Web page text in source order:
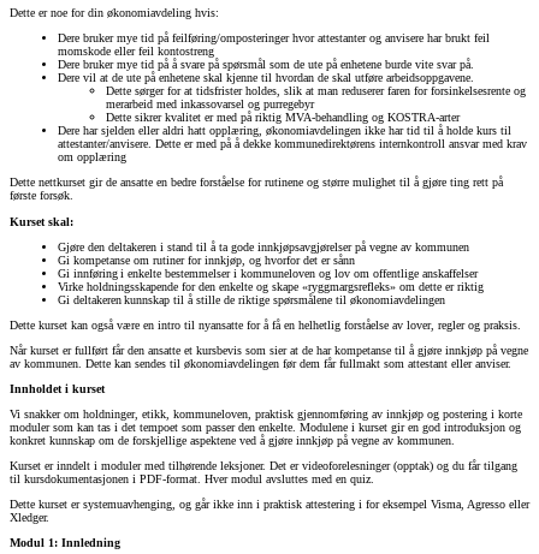
Dette er noe for din økonomiavdeling hvis:
Dere bruker mye tid på feilføring/omposteringer hvor attestanter og anvisere har brukt feil
momskode eller feil kontostreng
Dere bruker mye tid på å svare på spørsmål som de ute på enhetene burde vite svar på.
Dere vil at de ute på enhetene skal kjenne til hvordan de skal utføre arbeidsoppgavene.
Dette sørger for at tidsfrister holdes, slik at man reduserer faren for forsinkelsesrente og
merarbeid med inkassovarsel og purregebyr
Dette sikrer kvalitet er med på riktig MVA-behandling og KOSTRA-arter
Dere har sjelden eller aldri hatt opplæring, økonomiavdelingen ikke har tid til å holde kurs til
attestanter/anvisere. Dette er med på å dekke kommunedirektørens internkontroll ansvar med krav
om opplæring
Dette nettkurset gir de ansatte en bedre forståelse for rutinene og større mulighet til å gjøre ting rett på
første forsøk.
Kurset skal:
Gjøre den deltakeren i stand til å ta gode innkjøpsavgjørelser på vegne av kommunen
Gi kompetanse om rutiner for innkjøp, og hvorfor det er sånn
Gi innføring i enkelte bestemmelser i kommuneloven og lov om offentlige anskaffelser
Virke holdningsskapende for den enkelte og skape «ryggmargsrefleks» om dette er riktig
Gi deltakeren kunnskap til å stille de riktige spørsmålene til økonomiavdelingen
Dette kurset kan også være en intro til nyansatte for å få en helhetlig forståelse av lover, regler og praksis.
Når kurset er fullført får den ansatte et kursbevis som sier at de har kompetanse til å gjøre innkjøp på vegne
av kommunen. Dette kan sendes til økonomiavdelingen før dem får fullmakt som attestant eller anviser.
Innholdet i kurset
Vi snakker om holdninger, etikk, kommuneloven, praktisk gjennomføring av innkjøp og postering i korte
moduler som kan tas i det tempoet som passer den enkelte. Modulene i kurset gir en god introduksjon og
konkret kunnskap om de forskjellige aspektene ved å gjøre innkjøp på vegne av kommunen.
Kurset er inndelt i moduler med tilhørende leksjoner. Det er videoforelesninger (opptak) og du får tilgang
til kursdokumentasjonen i PDF-format. Hver modul avsluttes med en quiz.
Dette kurset er systemuavhenging, og går ikke inn i praktisk attestering i for eksempel Visma, Agresso eller
Xledger.
Modul 1: Innledning